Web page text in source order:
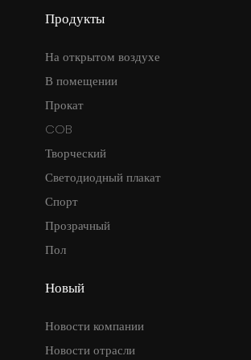
Продукты
На открытом воздухе
В помещении
Прокат
COB
Творческий
Светодиодный плакат
Спорт
Прозрачный
Пол
Новый
Новости компании
Новости отрасли